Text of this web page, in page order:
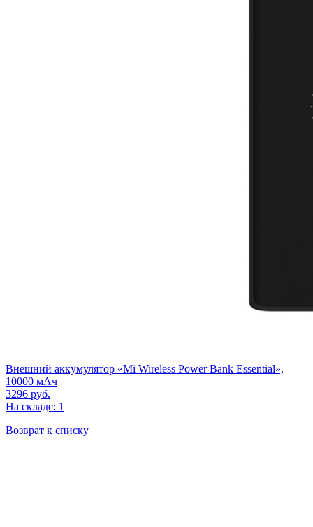
Внешний аккумулятор «Mi Wireless Power Bank Essential»,
10000 мАч
3296 руб.
На складе: 1
Возврат к списку